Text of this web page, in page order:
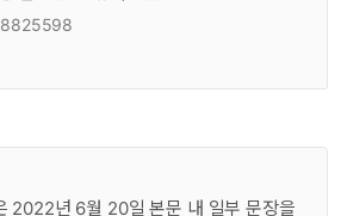
2022년 6월 20일 본문 내 일부 문장을